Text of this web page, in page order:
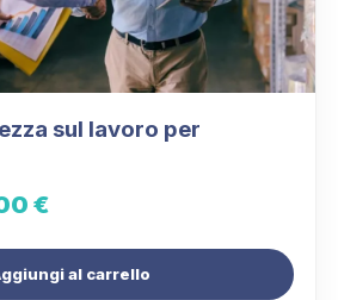
sul lavoro per
€Il
prezzo
attuale
al carrello